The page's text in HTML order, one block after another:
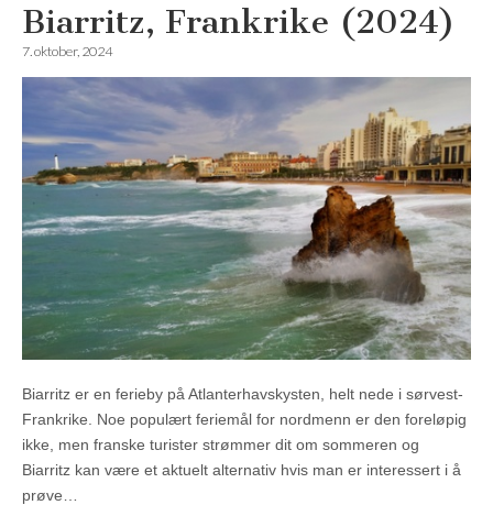
Biarritz, Frankrike (2024)
7. oktober, 2024
Biarritz er en ferieby på Atlanterhavskysten, helt nede i sørvest-
Frankrike. Noe populært feriemål for nordmenn er den foreløpig
ikke, men franske turister strømmer dit om sommeren og
Biarritz kan være et aktuelt alternativ hvis man er interessert i å
prøve…